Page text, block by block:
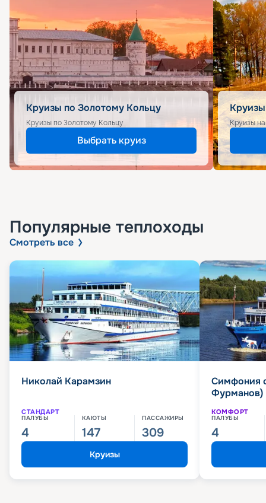
Круизы по Золотому Кольцу
Круизы по Золотому Кольцу
Выбрать круиз
Круизы
Популярные теплоходы
Смотреть все
Николай Карамзин
СТАНДАРТ
ПАЛУБЫ
4
КАЮТЫ
147
ПАССАЖИРЫ
309
Круизы
Симфония
Фурманов)
КОМФОРТ
ПАЛУБЫ
4